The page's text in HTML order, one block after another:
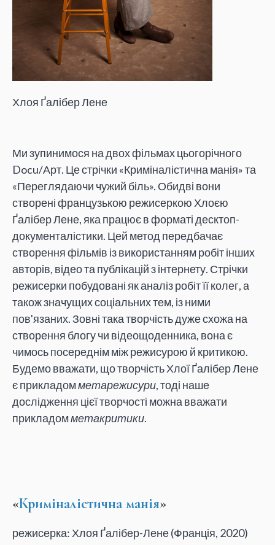
Хлоя Ґалібер Лене
Ми зупинимося на двох фільмах цьогорічного
Docu/Арт. Це стрічки «Криміналістична манія» та
«Переглядаючи чужий біль». Обидві вони
створені французькою режисеркою Хлоєю
Ґалібер Лене, яка працює в форматі десктоп-
документалістики. Цей метод передбачає
створення фільмів із використанням робіт інших
авторів, відео та публікацій з інтернету. Стрічки
режисерки побудовані як аналіз робіт її колег, а
також значущих соціальних тем, із ними
пов'язаних. Зовні така творчість дуже схожа на
створення блогу чи відеощоденника, вона є
чимось посереднім між режисурою й критикою.
Будемо вважати, що творчість Хлої Ґалібер Лене
є прикладомметарежисури, тоді наше
дослідження цієї творчості можна вважати
прикладомметакритики.
«Криміналістична манія»
режисерка: Хлоя Ґалібер-Лене (Франція, 2020)